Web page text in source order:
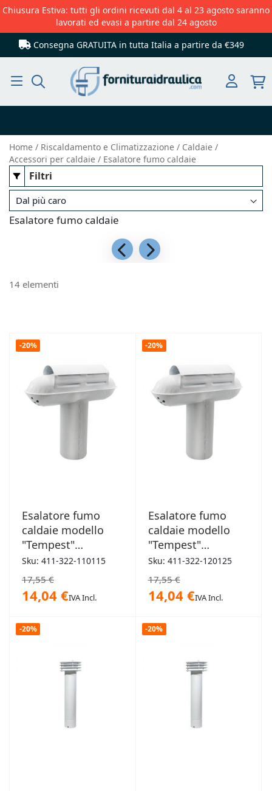
Chiusura Estiva: tutti gli ordini ricevuti dal 4 al 23 agosto saranno
lavorati ed evasi a partire dal 24 agosto
Consegna GRATUITA in tutta Italia a partire da €349
Home Riscaldamento e Climatizzazione
Caldaie
Accessori per caldaie
Esalatore fumo caldaie
Esalatore fumo caldaie
14 elementi
-20%
Esalatore fumo
caldaie modello
"Tempest"
regolabile 110-
115mm
Sku: 411-322-110115
17,55 €
14,04 €IVA Incl.
-20%
Esalatore fumo
caldaie modello
"Tempest"
regolabile 120-
125mm
Sku: 411-322-120125
17,55 €
14,04 €IVA Incl.
-20% -20%
Filtri